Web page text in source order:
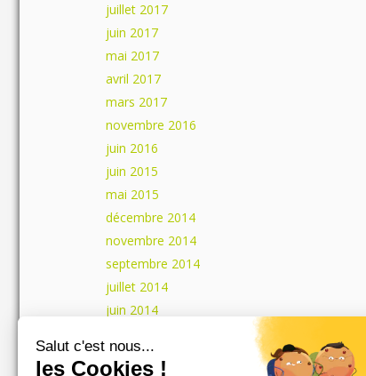
Salut c'est nous...
les Cookies !
juillet 2017
juin 2017
mai 2017
avril 2017
mars 2017
novembre 2016
juin 2016
juin 2015
mai 2015
décembre 2014
novembre 2014
septembre 2014
juillet 2014
juin 2014
avril 2014